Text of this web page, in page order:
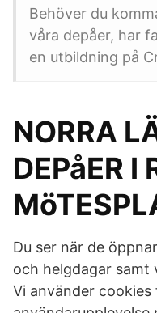
Behöver du
våra depåer, har
en utbildning på
NORRA
DEPåER I
Du ser när de
och helgdagar samt
Vi använder